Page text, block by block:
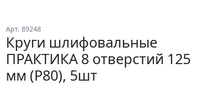
Арт. 89248
Круги шлифовальные
ПРАКТИКА 8 отверстий 125
мм (Р80), 5шт